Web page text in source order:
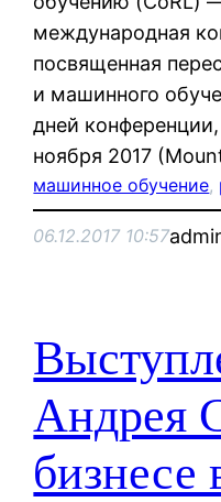
международная
посвященная
и машинного
дней
ноября 2017
машинное обучение,
06.12.2017 10:57
Андрея
бизнесе